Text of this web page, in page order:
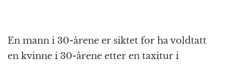
En mann i 30-årene er siktet for ha voldtatt
en kvinne i 30-årene etter en taxitur i